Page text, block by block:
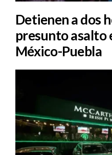
Detienen a dos
presunto asalto
México-Puebla